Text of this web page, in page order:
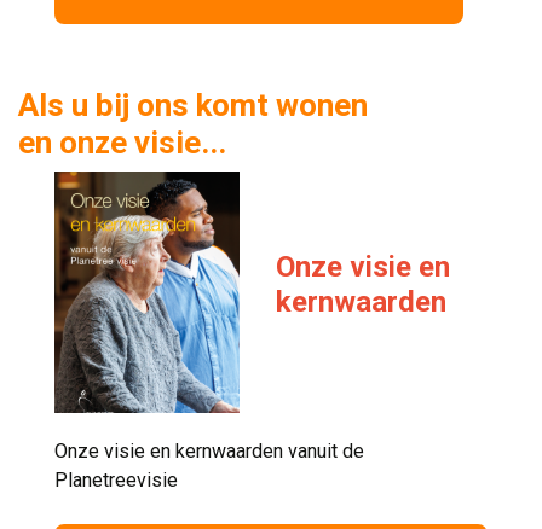
Als u bij ons komt wonen
en onze visie...
Onze visie en
kernwaarden
Onze visie en kernwaarden vanuit de
Planetreevisie